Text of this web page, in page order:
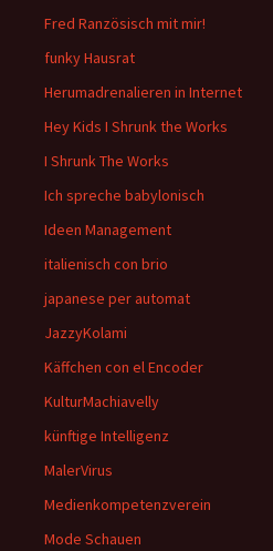
Fred Ranzösisch mit mir!
funky Hausrat
Herumadrenalieren in Internet
Hey Kids I Shrunk the Works
I Shrunk The Works
Ich spreche babylonisch
Ideen Management
italienisch con brio
japanese per automat
JazzyKolami
Käffchen con el Encoder
KulturMachiavelly
künftige Intelligenz
MalerVirus
Medienkompetenzverein
Mode Schauen